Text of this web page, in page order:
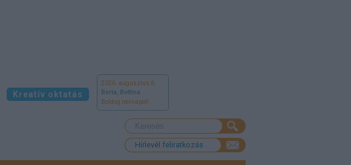
Kreatív oktatás
2026. augusztus 6.
Berta, Bettina
Boldog névnapot!
Hírlevél feliratkozás